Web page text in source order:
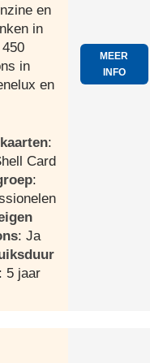
en
in
in
en
:
Card
:
: Ja
: 5 jaar
MEER
INFO